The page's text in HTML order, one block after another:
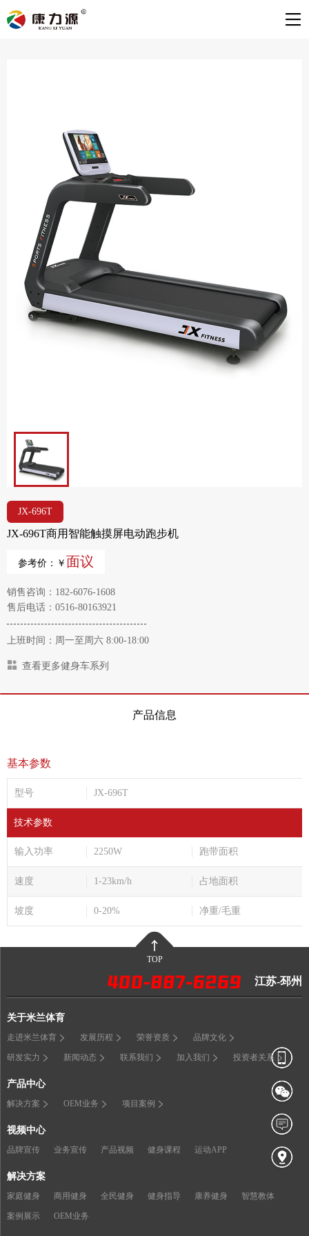
JX-696T
JX-696T商用智能触摸屏电动跑步机
参考价：￥ 面议
销售咨询：182-6076-1608
售后电话：0516-80163921
上班时间：周一至周六 8:00-18:00
查看更多健身车系列
产品信息
基本参数
型号 JX-696T
技术参数
输入功率 2250W 跑带面积
速度 1-23km/h 占地面积
坡度 0-20% 净重/毛重
TOP
江苏-邳州
关于米兰体育
走进米兰体育 发展历程 荣誉资质 品牌文化
研发实力 新闻动态 联系我们 加入我们 投资者关系
产品中心
解决方案 OEM业务 项目案例
视频中心
品牌宣传 业务宣传 产品视频 健身课程 运动APP
解决方案
家庭健身 商用健身 全民健身 健身指导 康养健身 智慧教体
案例展示 OEM业务